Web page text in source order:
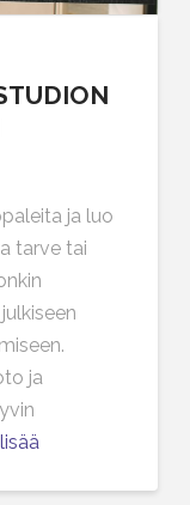
ja luo
tarve tai
ja